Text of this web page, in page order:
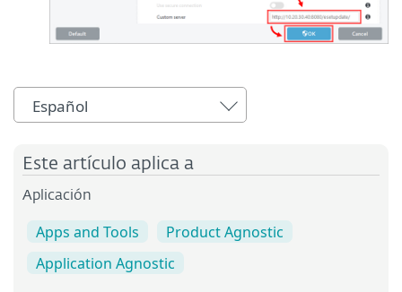
Español
Este artículo aplica a
Aplicación
Apps and Tools
Product Agnostic
Application Agnostic